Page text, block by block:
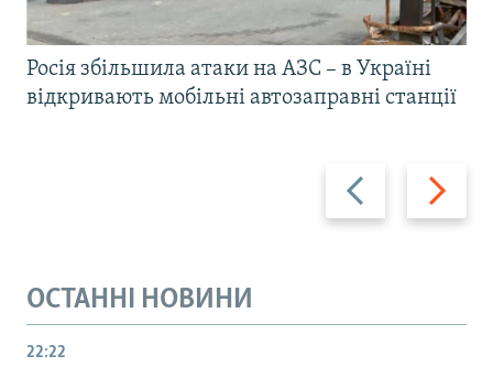
Назад Вперед
Росія збільшила атаки на АЗС – в Україні
відкривають мобільні автозаправні станції
ОСТАННІ НОВИНИ
22:22